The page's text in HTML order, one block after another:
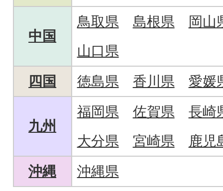
中国
鳥取県 島根県
岡山
山口県
四国
徳島県 香川県 愛媛
九州
福岡県 佐賀県
長崎
大分県
宮崎県
鹿児
沖縄
沖縄県